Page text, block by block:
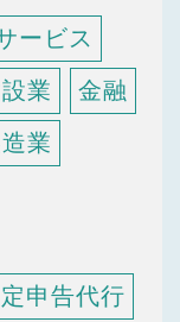
ービス
業
金融
業
申告代行